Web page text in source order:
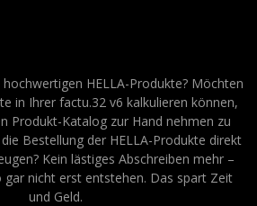
HELLA-Produkte? Möchten
in Ihrer factu.32 v6 kalkulieren können,
Produkt-Katalog zur Hand nehmen zu
Bestellung der HELLA-Produkte direkt
Kein lästiges Abschreiben mehr –
gar nicht erst entstehen. Das spart Zeit
und Geld.